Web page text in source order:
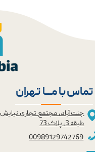
تماس با مــــا تهران
جنت آباد، مجتمع تجاری
طبقه 3، پلاک 73
00989129742769